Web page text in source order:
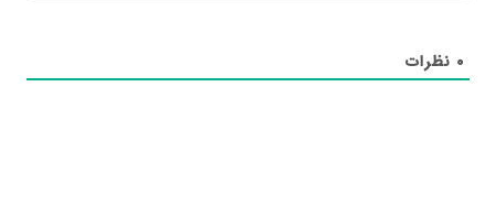
۰ نظرات